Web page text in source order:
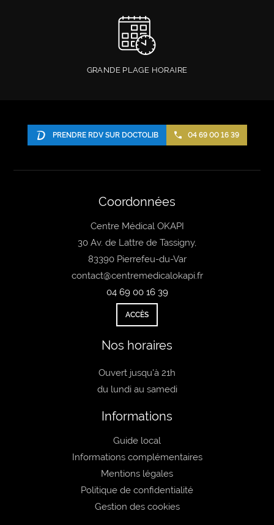
GRANDE PLAGE HORAIRE
PRENDRE RDV SUR DOCTOLIB 04 69 00 16 39
Coordonnées
Centre Médical OKAPI
30 Av. de Lattre de Tassigny,
83390 Pierrefeu-du-Var
contact@centremedicalokapi.fr
04 69 00 16 39
ACCÈS
Nos horaires
Ouvert jusqu'à 21h
du lundi au samedi
Informations
Guide local
Informations complémentaires
Mentions légales
Politique de confidentialité
Gestion des cookies